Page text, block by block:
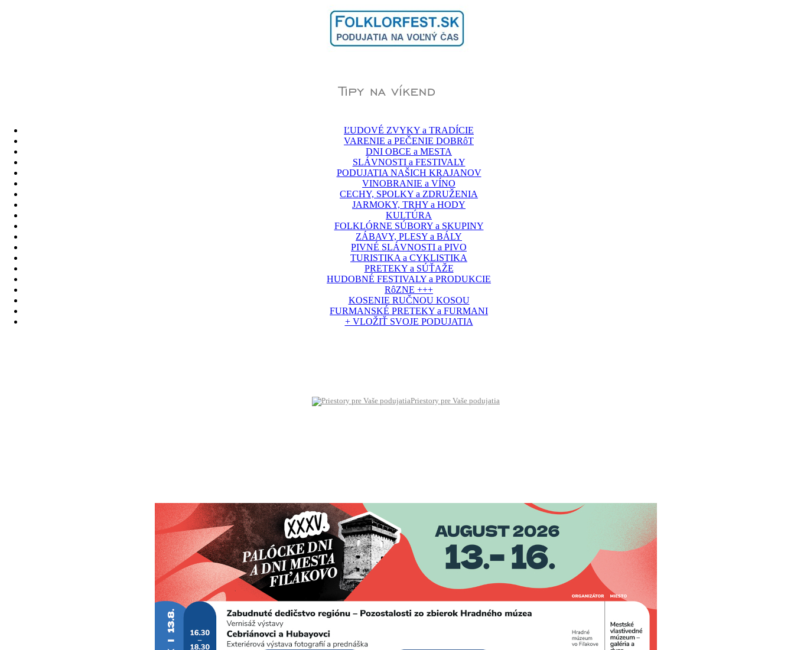
ĽUDOVÉ ZVYKY a TRADÍCIE
VARENIE a PEČENIE DOBRôT
DNI OBCE a MESTA
SLÁVNOSTI a FESTIVALY
PODUJATIA NAŠICH KRAJANOV
VINOBRANIE a VÍNO
CECHY, SPOLKY a ZDRUŽENIA
JARMOKY, TRHY a HODY
KULTÚRA
FOLKLÓRNE SÚBORY a SKUPINY
ZÁBAVY, PLESY a BÁLY
PIVNÉ SLÁVNOSTI a PIVO
TURISTIKA a CYKLISTIKA
PRETEKY a SÚŤAŽE
HUDOBNÉ FESTIVALY a PRODUKCIE
RôZNE +++
KOSENIE RUČNOU KOSOU
FURMANSKÉ PRETEKY a FURMANI
+ VLOŽIŤ SVOJE PODUJATIA
Priestory pre Vaše podujatia